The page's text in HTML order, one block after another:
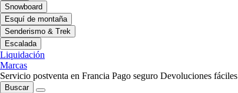
Snowboard
Esquí de montaña
Senderismo & Trek
Escalada
Liquidación
Marcas
Servicio postventa en Francia Pago seguro Devoluciones fáciles
Buscar